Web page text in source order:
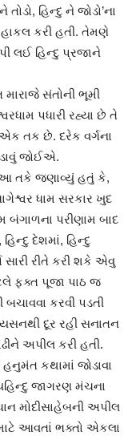
હિન્દુ ને જોડો’ના
કરી હતી. તેમણે
લઈ હિન્દુ પ્રજાને
સંતોની ભૂમી
પધારી રહ્યા છે તે
તક છે. દરેક વર્ગના
જોઈએ.
આ તકે જણાવ્યું હતું કે,
ધામ સરકાર ખુદ
પરીણામ બાદ
દેશમાં, હિન્દુ
રીતે કરી શકે એવુ
ફક્ત પૂજા પાઠ જ
કરવી પડતી
દૂર રહી સનાતન
અપીલ કરી હતી.
કથામાં જોડાવા
જાગરણ મંચના
મોદીસાહેબની અપીલ
માટે આવતાં ભક્તો એકલા